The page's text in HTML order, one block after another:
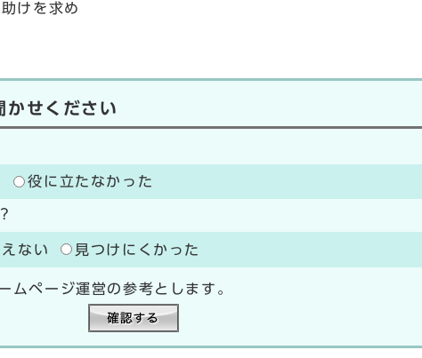
けを求め
かせください
役に立たなかった
ない 見つけにくかった
ムページ運営の参考とします。